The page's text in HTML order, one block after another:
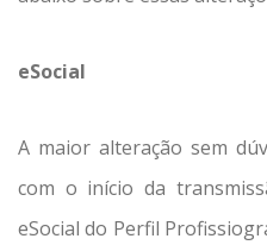
eSocial
A maior alteração sem
com o início da
eSocial do Perfil